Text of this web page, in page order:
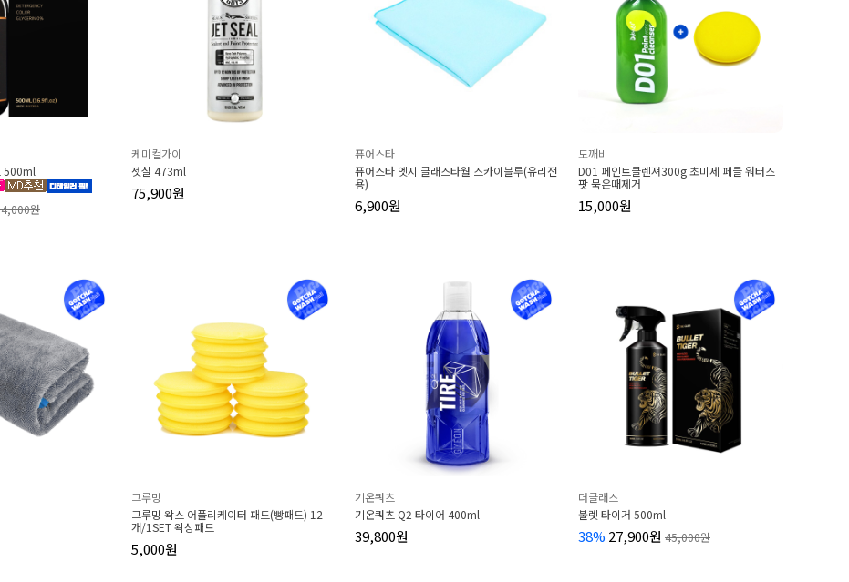
500ml
원
케미컬가이
젯실 473ml
75,900원
퓨어스타
퓨어스타 엣지 글래스타월 스카이블루(유리전
용)
6,900원
도깨비
D01 페인트클렌져300g 초미세 페클 워터스
팟 묵은때제거
15,000원
그루밍
그루밍 왁스 어플리케이터 패드(빵패드) 12
개/1SET 왁싱패드
5,000원
기온쿼츠
기온쿼츠 Q2 타이어 400ml
39,800원
더클래스
불렛 타이거 500ml
38% 27,900원 45,000원